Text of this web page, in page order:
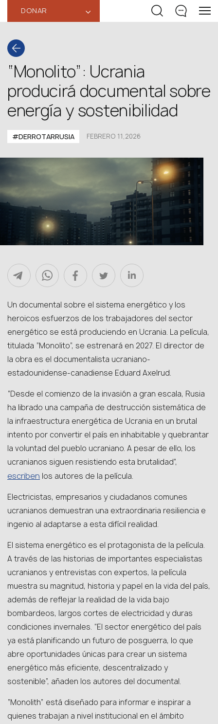
DONAR ‹
“Monolito”: Ucrania
producirá documental sobre
energía y sostenibilidad
#DERROTARRUSIA FEBRERO 11,2026
Un documental sobre el sistema energético y los
heroicos esfuerzos de los trabajadores del sector
energético se está produciendo en Ucrania. La película,
titulada “Monolito”, se estrenará en 2027. El director de
la obra es el documentalista ucraniano-
estadounidense-canadiense Eduard Axelrud.
“Desde el comienzo de la invasión a gran escala, Rusia
ha librado una campaña de destrucción sistemática de
la infraestructura energética de Ucrania en un brutal
intento por convertir el país en inhabitable y quebrantar
la voluntad del pueblo ucraniano. A pesar de ello, los
ucranianos siguen resistiendo esta brutalidad”,
escriben los autores de la película.
Electricistas, empresarios y ciudadanos comunes
ucranianos demuestran una extraordinaria resiliencia e
ingenio al adaptarse a esta difícil realidad.
El sistema energético es el protagonista de la película.
A través de las historias de importantes especialistas
ucranianos y entrevistas con expertos, la película
muestra su magnitud, historia y papel en la vida del país,
además de reflejar la realidad de la vida bajo
bombardeos, largos cortes de electricidad y duras
condiciones invernales. “El sector energético del país
ya está planificando un futuro de posguerra, lo que
abre oportunidades únicas para crear un sistema
energético más eficiente, descentralizado y
sostenible”, añaden los autores del documental.
“Monolith” está diseñado para informar e inspirar a
quienes trabajan a nivel institucional en el ámbito